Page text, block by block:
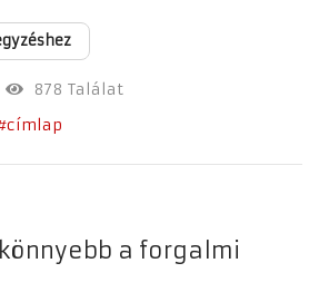
878 Találat
címlap
a forgalmi